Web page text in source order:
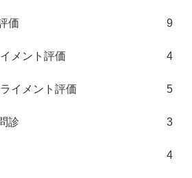
価 9
メント評価 4
イメント評価 5
診 3
4